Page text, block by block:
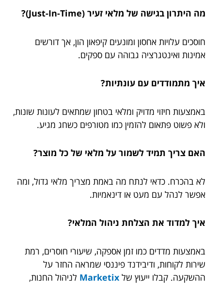
מה היתרון בגישה של מלאי זעיר (Just-In-Time)?
חוסכים עלויות אחסון ומונעים קיפאון הון, אך דורשים
אמינות ואינטגרציה גבוהה עם ספקים.
איך מתמודדים עם עונתיות?
באמצעות חיזוי מדויק ומלאי בטחון שמתאים לעונות שונות,
ולא פשוט פתאום להזמין כמו מטורפים כשחג מגיע.
האם צריך תמיד לשמור על מלאי של כל מוצר?
לא בהכרח. כדאי לנתח מה באמת מצריך מלאי גדול, ומה
אפשר לנהל עם מעט או דינאמיות.
איך למדוד את הצלחת ניהול המלאי?
באמצעות מדדים כמו זמן אספקה, שיעורי חוסרים, רמת
שירות לקוחות, ודיבידנד פיננסי שמראה החזר על
ההשקעה. קבלו ייעוץ של Marketix לניהול החנות,